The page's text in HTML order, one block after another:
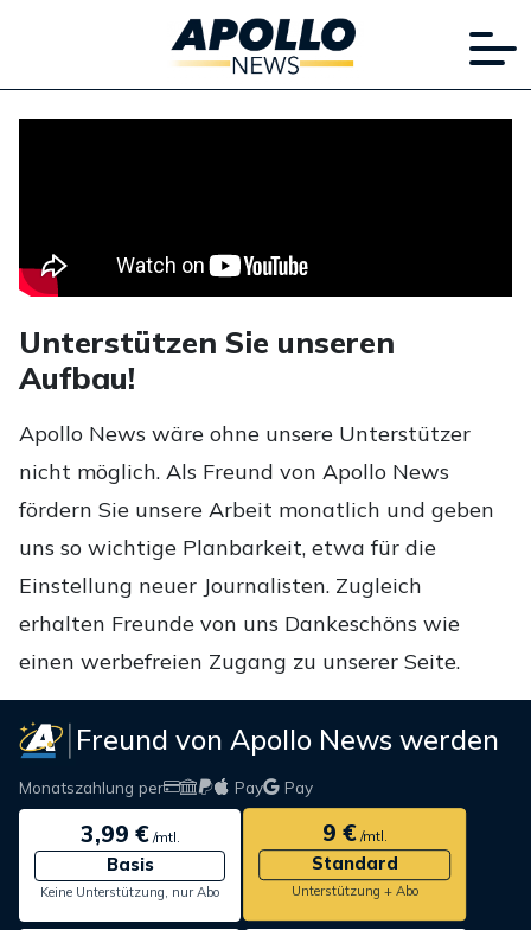
Unterstützen Sie unseren
Aufbau!
Apollo News wäre ohne unsere Unterstützer
nicht möglich. Als Freund von Apollo News
fördern Sie unsere Arbeit monatlich und geben
uns so wichtige Planbarkeit, etwa für die
Einstellung neuer Journalisten. Zugleich
erhalten Freunde von uns Dankeschöns wie
einen werbefreien Zugang zu unserer Seite.
Freund von Apollo News werden
Monatszahlung per Pay Pay
3,99 €/mtl.
Basis
Keine Unterstützung, nur Abo
9 €/mtl.
Standard
Unterstützung + Abo